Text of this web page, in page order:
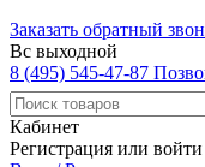
Заказать обратный
Вс выходной
8 (495) 545-47-87
Кабинет
Регистрация или войти